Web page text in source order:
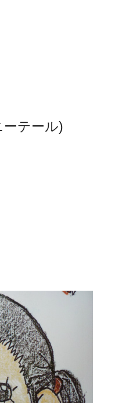
テール)